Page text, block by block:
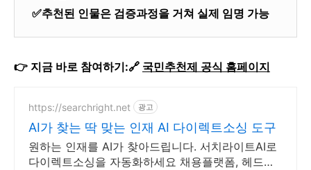
✅추천된 인물은 검증과정을 거쳐 실제 임명 가능
👉 지금 바로 참여하기:🔗 국민추천제 공식 홈페이지
https://searchright.net 광고
AI가 찾는 딱 맞는 인재 AI 다이렉트소싱 도구
원하는 인재를 AI가 찾아드립니다. 서치라이트AI로
다이렉트소싱을 자동화하세요 채용플랫폼, 헤드헌